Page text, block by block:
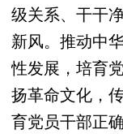
级关系、干干
新风。推动中
性发展，培育
扬革命文化，
育党员干部正